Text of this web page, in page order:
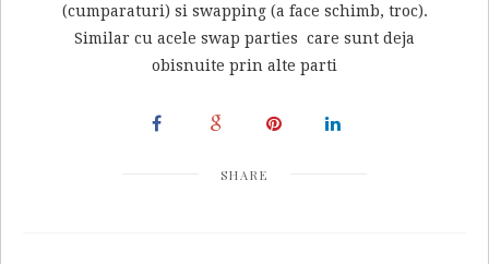
(cumparaturi) si swapping (a face schimb, troc).
Similar cu acele swap parties care sunt deja
obisnuite prin alte parti
SHARE